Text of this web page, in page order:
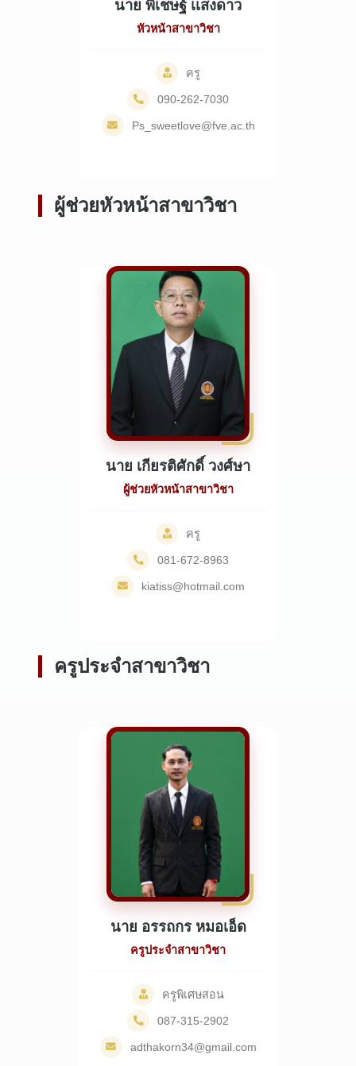
นาย พิเชษฐ์ เเสงดาว
หัวหน้าสาขาวิชา
ครู
090-262-7030
Ps_sweetlove@fve.ac.th
ผู้ช่วยหัวหน้าสาขาวิชา
นาย เกียรติศักดิ์ วงศ์ษา
ผู้ช่วยหัวหน้าสาขาวิชา
ครู
081-672-8963
kiatiss@hotmail.com
ครูประจำสาขาวิชา
นาย อรรถกร หมอเอ็ด
ครูประจำสาขาวิชา
ครูพิเศษสอน
087-315-2902
adthakorn34@gmail.com